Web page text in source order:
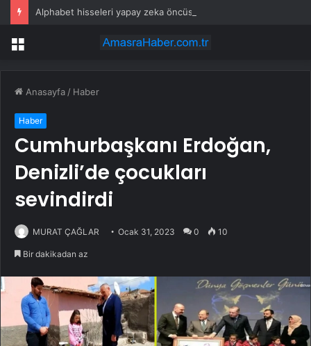
Menü
Anasayfa / Haber
Haber
Cumhurbaşkanı Erdoğan,
Denizli’de çocukları
sevindirdi
MURAT ÇAĞLAR Ocak 31, 2023 0 10
Bir dakikadan az